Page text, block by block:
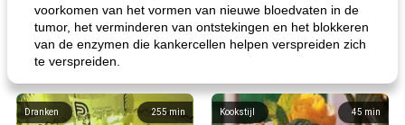
voorkomen van het vormen van nieuwe bloedvaten in de
tumor, het verminderen van ontstekingen en het blokkeren
van de enzymen die kankercellen helpen verspreiden zich
te verspreiden.
255min
Dranken 45 min
Kookstijl